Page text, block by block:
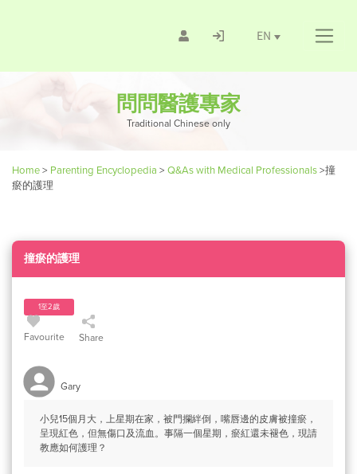
EN
問問醫護專家
Traditional Chinese only
Home> Parenting Encyclopedia > Q&As with Medical Professionals>撞
瘀的護理
撞瘀的護理
1至2歲
Favourite Share
Gary
小兒15個月大，上星期在家，被門攔絆倒，嘴唇邊的皮膚被撞瘀，
呈現紅色，但無傷口及流血。事隔一個星期，瘀紅還未褪色，現請
教應如何護理？